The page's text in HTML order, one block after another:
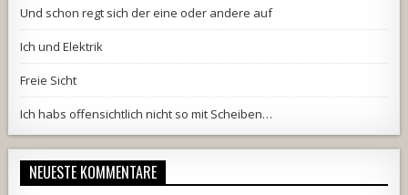
Und schon regt sich der eine oder andere auf
Ich und Elektrik
Freie Sicht
Ich habs offensichtlich nicht so mit Scheiben…
NEUESTE KOMMENTARE